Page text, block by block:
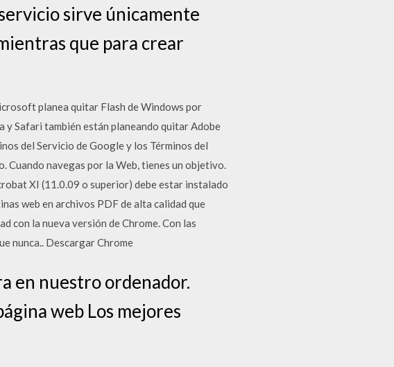
sirve únicamente
que para crear
planea quitar Flash de Windows por
Safari también están planeando quitar Adobe
del Servicio de Google y los Términos del
Cuando navegas por la Web, tienes un objetivo.
XI (11.0.09 o superior) debe estar instalado
web en archivos PDF de alta calidad que
con la nueva versión de Chrome. Con las
nunca.. Descargar Chrome
en nuestro ordenador.
web Los mejores